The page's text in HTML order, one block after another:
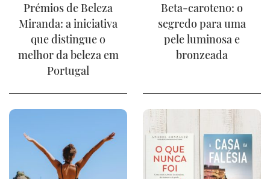
Prémios de Beleza
Miranda: a iniciativa
que distingue o
melhor da beleza em
Portugal
Beta-caroteno: o
segredo para uma
pele luminosa e
bronzeada